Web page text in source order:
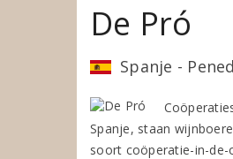
De Pró
Spanje -
Spanje, staan
soort coöperatie-in-de-